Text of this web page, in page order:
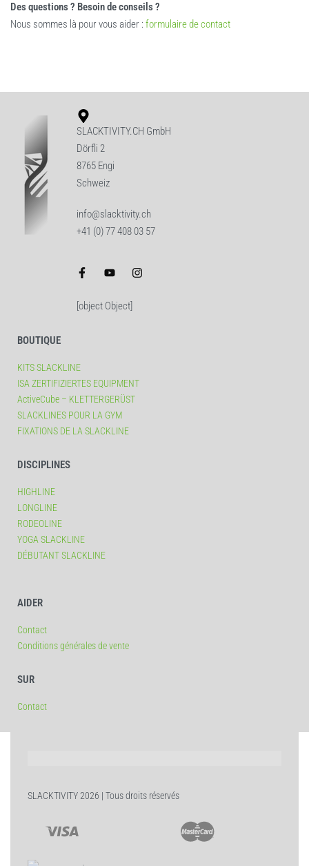
Des questions ? Besoin de conseils ?
Nous sommes là pour vous aider : formulaire de contact
SLACKTIVITY.CH GmbH
Dörfli 2
8765 Engi
Schweiz
info@slacktivity.ch
+41 (0) 77 408 03 57
[object Object]
BOUTIQUE
KITS SLACKLINE
ISA ZERTIFIZIERTES EQUIPMENT
ActiveCube – KLETTERGERÜST
SLACKLINES POUR LA GYM
FIXATIONS DE LA SLACKLINE
DISCIPLINES
HIGHLINE
LONGLINE
RODEOLINE
YOGA SLACKLINE
DÉBUTANT SLACKLINE
AIDER
Contact
Conditions générales de vente
SUR
Contact
SLACKTIVITY 2026 | Tous droits réservés